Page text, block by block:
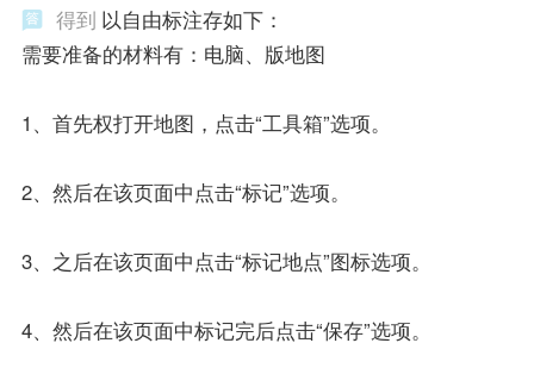
得到 以自由标注存如下：
需要准备的材料有：电脑、版地图
1、首先权打开地图，点击“工具箱”选项。
2、然后在该页面中点击“标记”选项。
3、之后在该页面中点击“标记地点”图标选项。
4、然后在该页面中标记完后点击“保存”选项。